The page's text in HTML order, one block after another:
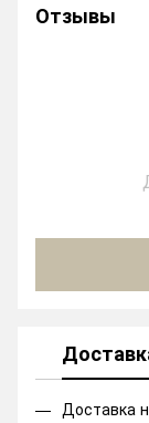
Отзывы
Доставка